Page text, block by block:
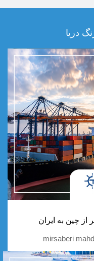
دریا
از چین به ایران